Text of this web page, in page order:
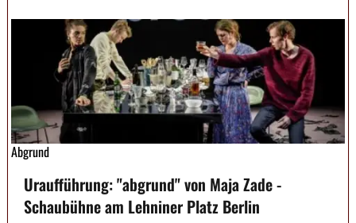
Abgrund
Uraufführung: "abgrund" von Maja Zade -
Schaubühne am Lehniner Platz Berlin